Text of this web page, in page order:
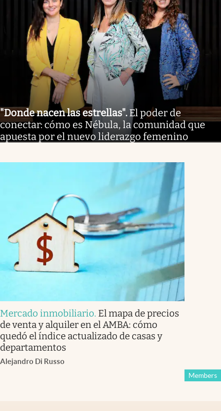
"Donde nacen las estrellas". El poder de
conectar: cómo es Nébula, la comunidad que
apuesta por el nuevo liderazgo femenino
Mercado inmobiliario. El mapa de precios
de venta y alquiler en el AMBA: cómo
quedó el índice actualizado de casas y
departamentos
Alejandro Di Russo
Members